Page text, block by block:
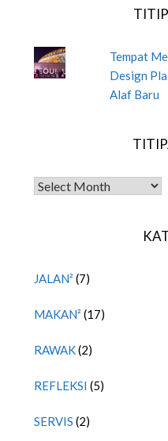
Tempat
Design
Alaf Baru
TITIPAN LALU
JALAN² (7)
MAKAN² (17)
RAWAK(2)
REFLEKSI (5)
SERVIS (2)